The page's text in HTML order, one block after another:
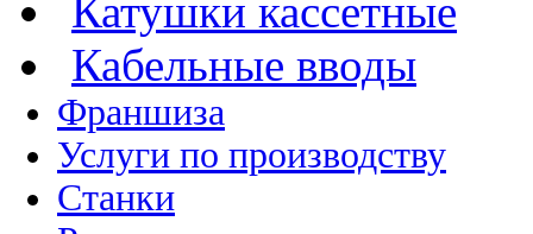
Катушки кассетные
Кабельные вводы
Франшиза
Услуги по производству
Станки